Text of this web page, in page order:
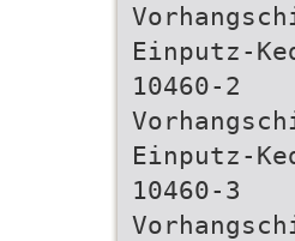
Einputz-
10460-2
Einputz-
10460-3